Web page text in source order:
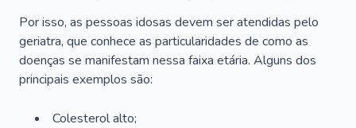
Por isso, as pessoas idosas devem ser atendidas pelo
geriatra, que conhece as particularidades de como as
doenças se manifestam nessa faixa etária. Alguns dos
principais exemplos são:
Colesterol alto;